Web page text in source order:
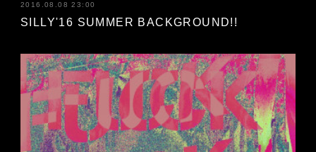
2016.08.08 23:00
SILLY'16 SUMMER BACKGROUND!!